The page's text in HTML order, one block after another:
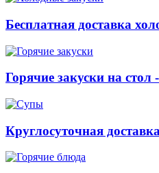
Бесплатная доставка
Горячие закуски на стол
Круглосуточная